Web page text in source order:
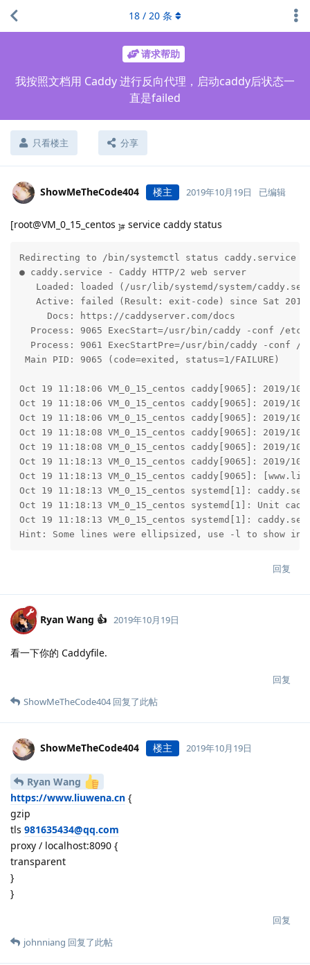
请求帮助
我按照文档用 Caddy 进行反向代理，启动caddy后状态一
直是failed
只看楼主 分享
18 / 20 条
ShowMeTheCode404 楼主 2019年10月19日 已编辑
[root@VM_0_15_centos ]# service caddy status
Redirecting to /bin/systemctl status caddy.service
● caddy.service - Caddy HTTP/2 web server
Loaded: loaded (/usr/lib/systemd/system/
Active: failed (Result: exit-code) since Sat
     Docs: https://caddyserver.com/docs
Process: 9065 ExecStart=/usr/bin/caddy -conf /
Process: 9061 ExecStartPre=/usr/bin/caddy -conf /
Main PID: 9065 (code=exited, status=1/FAILURE)
Oct 19 11:18:06 VM_0_15_centos caddy[9065]: 2019/
Oct 19 11:18:06 VM_0_15_centos caddy[9065]: 2019/
Oct 19 11:18:06 VM_0_15_centos caddy[9065]: 2019/
Oct 19 11:18:08 VM_0_15_centos caddy[9065]:
Oct 19 11:18:08 VM_0_15_centos caddy[9065]:
Oct 19 11:18:13 VM_0_15_centos caddy[9065]:
Oct 19 11:18:13 VM_0_15_centos caddy[9065]:
Oct 19 11:18:13 VM_0_15_centos systemd[1]:
Oct 19 11:18:13 VM_0_15_centos systemd[1]: Unit
Oct 19 11:18:13 VM_0_15_centos systemd[1]:
Hint: Some lines were ellipsized, use -l to show
回复
Ryan Wang 👍 2019年10月19日
看一下你的 Caddyfile.
回复
ShowMeTheCode404回复了此帖
ShowMeTheCode404 楼主 2019年10月19日
Ryan Wang
https://www.liuwena.cn {
gzip
tls 981635434@qq.com
proxy / localhost:8090 {
transparent
}
}
回复
johnniang 回复了此帖